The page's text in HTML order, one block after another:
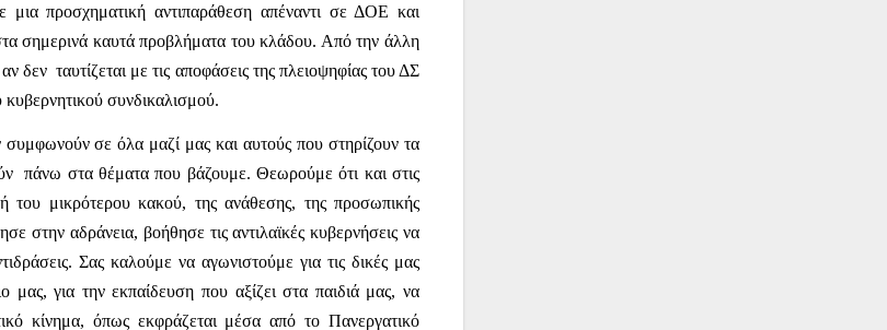
μια προσχηματική αντιπαράθεση απέναντι σε ΔΟΕ και
σημερινά καυτά προβλήματα του κλάδου. Από την άλλη
δεν ταυτίζεται με τις αποφάσεις της πλειοψηφίας του ΔΣ
συνδικαλισμού.
συμφωνούν σε όλα μαζί μας και αυτούςπου στηρίζουν τα
πάνω στα θέματα που βάζουμε. Θεωρούμε ότι και στις
του μικρότερου κακού, της ανάθεσης, της προσωπικής
στην αδράνεια, βοήθησε τις αντιλαϊκές κυβερνήσεις να
Σας καλούμε να αγωνιστούμε για τις δικές μας
για την εκπαίδευση που αξίζει στα παιδιά μας, να
κίνημα, όπως εκφράζεται μέσα από το Πανεργατικό